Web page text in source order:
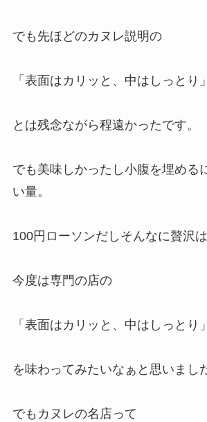
でも先ほどのカヌレ説明の
「表面はカリッと、中はしっとり」
とは残念ながら程遠かったです。
でも美味しかったし小腹を埋める
い量。
100円ローソンだしそんなに贅沢
今度は専門の店の
「表面はカリッと、中はしっとり」
を味わってみたいなぁと思いまし
でもカヌレの名店って